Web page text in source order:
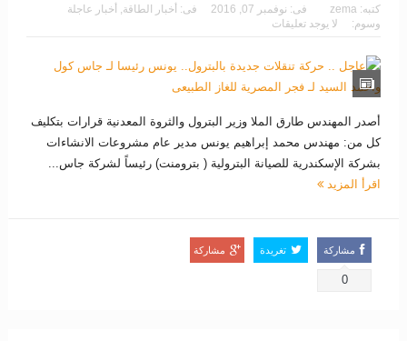
كتبه: zema فى: نوفمبر 07, 2016 فى: أخبار الطاقة, أخبار عاجلة
وسوم:
لا يوجد تعليقات
أصدر المهندس طارق الملا وزير البترول والثروة المعدنية قرارات بتكليف
كل من: مهندس محمد إبراهيم يونس مدير عام مشروعات الانشاءات
بشركة الإسكندرية للصيانة البترولية ( بترومنت) رئيساً لشركة جاس...
اقرأ المزيد
مشاركة
0
تغريدة مشاركة